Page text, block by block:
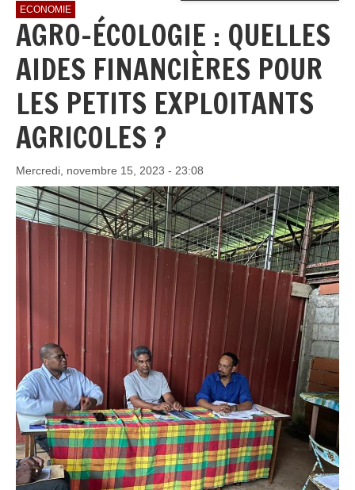
ECONOMIE
AGRO-ÉCOLOGIE : QUELLES
AIDES FINANCIÈRES POUR
LES PETITS EXPLOITANTS
AGRICOLES ?
Mercredi, novembre 15, 2023 - 23:08